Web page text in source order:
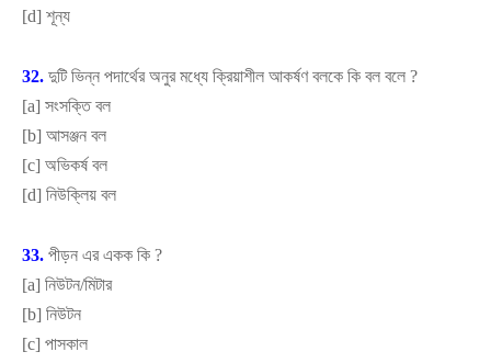
[d] শূন্য
32. দুটি ভিন্ন পদার্থের অনুর মধ্যে ক্রিয়াশীল আকর্ষণ বলকে কি বল বলে ?
[a] সংসক্তি বল
[b] আসঞ্জন বল
[c] অভিকর্ষ বল
[d] নিউক্লিয় বল
33. পীড়ন এর একক কি ?
[a] নিউটন/মিটার
[b] নিউটন
[c] পাসকাল